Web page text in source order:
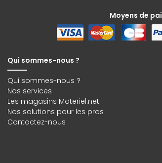
Moyens de
Qui sommes-nous ?
Qui sommes-nous ?
Nos services
Les magasins Materiel.net
Nos solutions pour les pros
Contactez-nous